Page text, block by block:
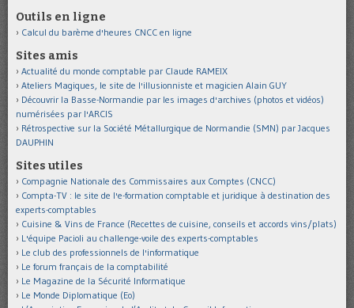
Outils en ligne
Calcul du barème d'heures CNCC en ligne
Sites amis
Actualité du monde comptable par Claude RAMEIX
Ateliers Magiques, le site de l'illusionniste et magicien Alain GUY
Découvrir la Basse-Normandie par les images d'archives (photos et vidéos)
numérisées par l'ARCIS
Rétrospective sur la Société Métallurgique de Normandie (SMN) par Jacques
DAUPHIN
Sites utiles
Compagnie Nationale des Commissaires aux Comptes (CNCC)
Compta-TV : le site de l'e-formation comptable et juridique à destination des
experts-comptables
Cuisine & Vins de France (Recettes de cuisine, conseils et accords vins/plats)
L'équipe Pacioli au challenge-voile des experts-comptables
Le club des professionnels de l'informatique
Le forum français de la comptabilité
Le Magazine de la Sécurité Informatique
Le Monde Diplomatique (Eo)